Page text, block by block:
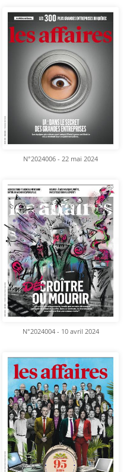
N°2024006 - 22 mai 2024
N°2024004 - 10 avril 2024